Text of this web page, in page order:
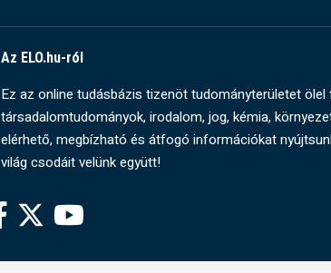
Az ELO.hu-ról
Ez az online tudásbázis tizenöt tudományterületet
társadalomtudományok, irodalom, jog, kémia,
elérhető, megbízható és átfogó információkat
világ csodáit velünk együtt!